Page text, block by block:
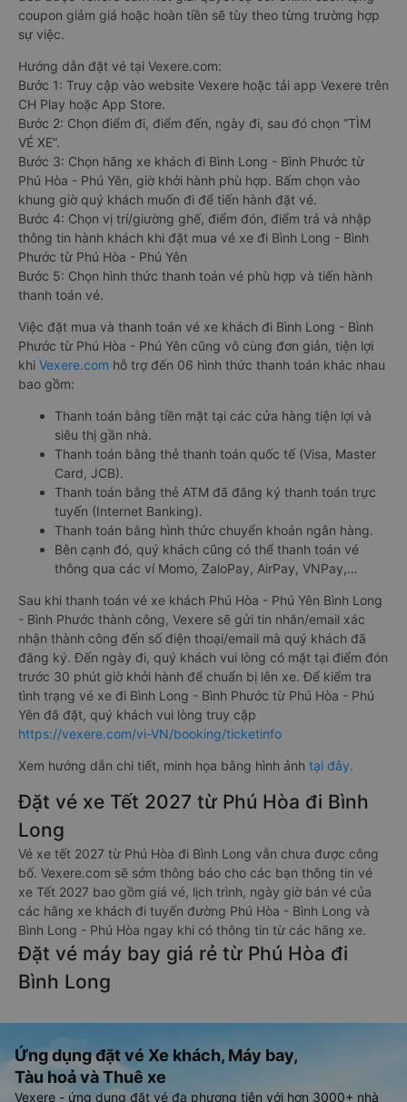
coupon giảm giá hoặc hoàn tiền sẽ tùy theo từng trường hợp
sự việc.
Hướng dẫn đặt vé tại Vexere.com:
Bước 1: Truy cập vào website Vexere hoặc tải app Vexere trên
CH Play hoặc App Store.
Bước 2: Chọn điểm đi, điểm đến, ngày đi, sau đó chọn “TÌM
VÉ XE”.
Bước 3: Chọn hãng xe khách đi Bình Long - Bình Phước từ
Phú Hòa - Phú Yên, giờ khởi hành phù hợp. Bấm chọn vào
khung giờ quý khách muốn đi để tiến hành đặt vé.
Bước 4: Chọn vị trí/giường ghế, điểm đón, điểm trả và nhập
thông tin hành khách khi đặt mua vé xe đi Bình Long - Bình
Phước từ Phú Hòa - Phú Yên
Bước 5: Chọn hình thức thanh toán vé phù hợp và tiến hành
thanh toán vé.
Việc đặt mua và thanh toán vé xe khách đi Bình Long - Bình
Phước từ Phú Hòa - Phú Yên cũng vô cùng đơn giản, tiện lợi
khi Vexere.com hỗ trợ đến 06 hình thức thanh toán khác nhau
bao gồm:
Thanh toán bằng tiền mặt tại các cửa hàng tiện lợi và
siêu thị gần nhà.
Thanh toán bằng thẻ thanh toán quốc tế (Visa, Master
Card, JCB).
Thanh toán bằng thẻ ATM đã đăng ký thanh toán trực
tuyến (Internet Banking).
Thanh toán bằng hình thức chuyển khoản ngân hàng.
Bên cạnh đó, quý khách cũng có thể thanh toán vé
thông qua các ví Momo, ZaloPay, AirPay, VNPay,…
Sau khi thanh toán vé xe khách Phú Hòa - Phú Yên Bình Long
- Bình Phước thành công, Vexere sẽ gửi tin nhắn/email xác
nhận thành công đến số điện thoại/email mà quý khách đã
đăng ký. Đến ngày đi, quý khách vui lòng có mặt tại điểm đón
trước 30 phút giờ khởi hành để chuẩn bị lên xe. Để kiểm tra
tình trạng vé xe đi Bình Long - Bình Phước từ Phú Hòa - Phú
Yên đã đặt, quý khách vui lòng truy cập
https://vexere.com/vi-VN/booking/ticketinfo
Xem hướng dẫn chi tiết, minh họa bằng hình ảnh tại đây.
Đặt vé xe Tết 2027 từ Phú Hòa đi Bình
Long
Vé xe tết 2027 từ Phú Hòa đi Bình Long vẫn chưa được công
bố. Vexere.com sẽ sớm thông báo cho các bạn thông tin vé
xe Tết 2027 bao gồm giá vé, lịch trình, ngày giờ bán vé của
các hãng xe khách đi tuyến đường Phú Hòa - Bình Long và
Bình Long - Phú Hòa ngay khi có thông tin từ các hãng xe.
Đặt vé máy bay giá rẻ từ Phú Hòa đi
Bình Long
Ứng dụng đặt vé Xe khách, Máy bay,
Tàu hoả và Thuê xe
Vexere - ứng dụng đặt vé đa phương tiện với hơn 3000+ nhà